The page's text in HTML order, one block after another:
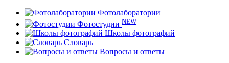
Фотолаборатории
Фотостудии NEW
Школы фотографий
Словарь
Вопросы и ответы